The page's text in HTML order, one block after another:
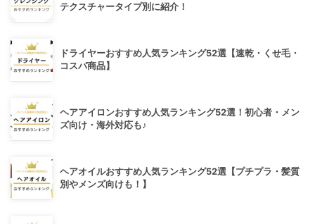
テクスチャータイプ別に紹介！
ドライヤーおすすめ人気ランキング52選【速乾・くせ毛・
コスパ商品】
ヘアアイロンおすすめ人気ランキング52選！初心者・メン
ズ向け・海外対応も♪
ヘアオイルおすすめ人気ランキング52選【プチプラ・髪質
別やメンズ向けも！】